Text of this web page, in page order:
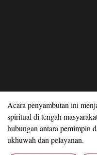
Acara penyambutan ini
spiritual di tengah
hubungan antara pemimpin
ukhuwah dan pelayanan.